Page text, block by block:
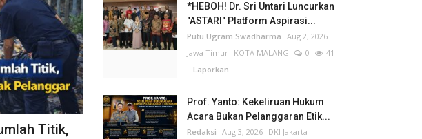
Titik,
*HEBOH! Dr. Sri Untari Luncurkan
"ASTARI" Platform Aspirasi...
Putu Ugram Swadharma Aug 2, 2026
Jawa Timur KOTA MALANG 0
41
Laporkan
Prof. Yanto: Kekeliruan Hukum
Acara Bukan Pelanggaran Etik...
Redaksi Aug 3, 2026 DKI Jakarta